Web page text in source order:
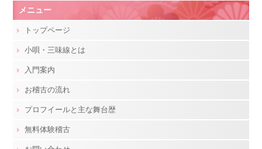
メニュー
トップページ
小唄・三味線とは
入門案内
お稽古の流れ
プロフイールと主な舞台歴
無料体験稽古